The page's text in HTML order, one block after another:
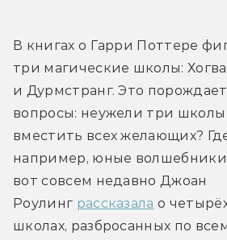
В книгах о Гарри Поттере
три магические школы:
и Дурмстранг. Это
вопросы: неужели три школы
вместить всех желающих?
например, юные
вот совсем недавно Джоан
Роулинг рассказала о
школах, разбросанных по